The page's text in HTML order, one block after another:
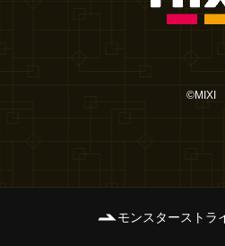
©MIXI
モンスターストラ